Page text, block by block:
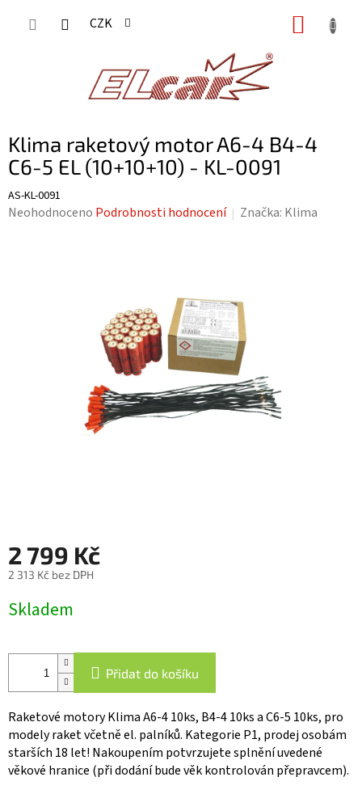
CZK
Klima raketový motor A6-4 B4-4
C6-5 EL (10+10+10) - KL-0091
AS-KL-0091
Průměrné
Neohodnoceno Podrobnosti hodnocení Značka: Klima
2 799 Kč
2 313 Kč bez DPH
cena:
Skladem
Přidat do košíku
Raketové motory Klima A6-4 10ks, B4-4 10ks a C6-5 10ks, pro
modely raket včetně el. palníků. Kategorie P1, prodej osobám
starších 18 let! Nakoupením potvrzujete splnění uvedené
věkové hranice (při dodání bude věk kontrolován přepravcem).